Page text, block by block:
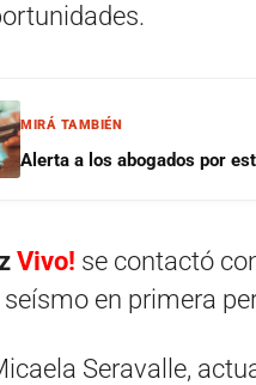
MIRÁ TAMBIÉN
Alerta a los abogados por
Vivo! se contactó
en primera
Seravalle,